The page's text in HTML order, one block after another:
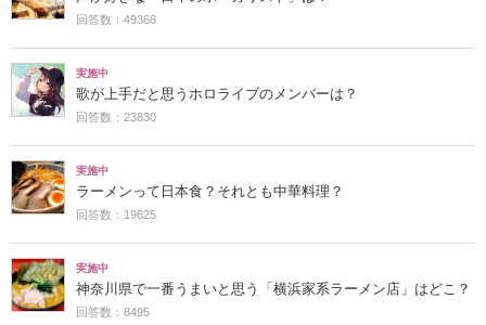
回答数：49368
実施中
歌が上手だと思うホロライブのメンバーは？
回答数：23830
実施中
ラーメンって日本食？それとも中華料理？
回答数：19625
実施中
神奈川県で一番うまいと思う「横浜家系ラーメン店」はどこ？
回答数：8495